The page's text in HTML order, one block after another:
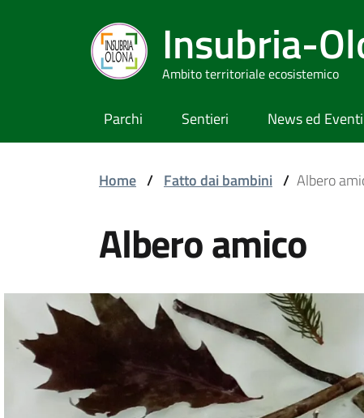
Insubria-
Ambito territoriale ecosistemico
Parchi Sentieri News ed Eventi
Home / Fatto dai bambini / Albero
Albero amico